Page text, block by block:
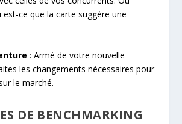
est-ce que la carte suggère une
: Armé de votre nouvelle
les changements nécessaires pour
le marché.
DE BENCHMARKING